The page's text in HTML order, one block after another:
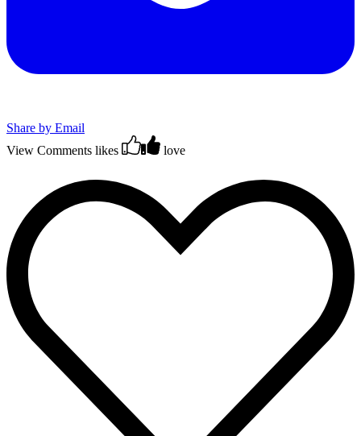
Share by Email
View Comments likes love